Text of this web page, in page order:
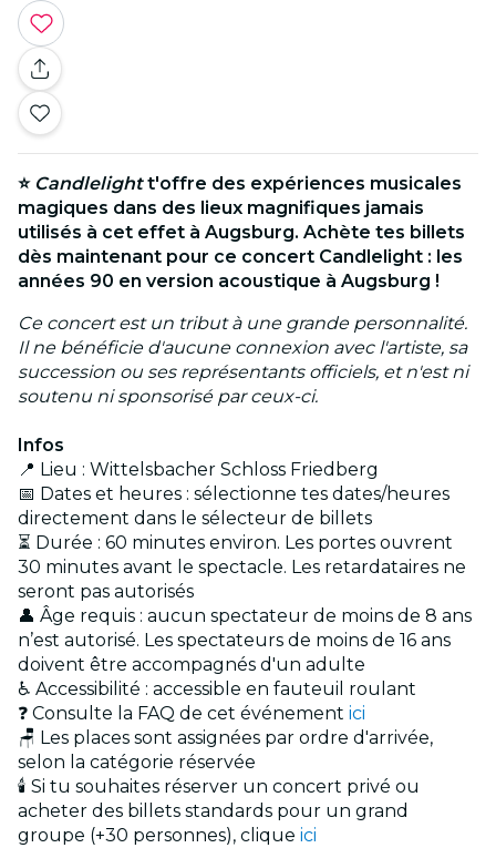
⭐ Candlelightt'offre des expériences musicales
magiques dans des lieux magnifiques jamais
utilisés à cet effet à Augsburg. Achète tes billets
dès maintenant pour ce concert Candlelight : les
années 90 en version acoustique à Augsburg !
Ce concert est un tribut à une grande personnalité.
Il ne bénéficie d'aucune connexion avec l'artiste, sa
succession ou ses représentants officiels, et n'est ni
soutenu ni sponsorisé par ceux-ci.
Infos
📍 Lieu : Wittelsbacher Schloss Friedberg
📅 Dates et heures : sélectionne tes dates/heures
directement dans le sélecteur de billets
⏳ Durée : 60 minutes environ. Les portes ouvrent
30 minutes avant le spectacle. Les retardataires ne
seront pas autorisés
👤 Âge requis : aucun spectateur de moins de 8 ans
n’est autorisé. Les spectateurs de moins de 16 ans
doivent être accompagnés d'un adulte
♿ Accessibilité : accessible en fauteuil roulant
❓ Consulte la FAQ de cet événement ici
🪑 Les places sont assignées par ordre d'arrivée,
selon la catégorie réservée
🕯️ Si tu souhaites réserver un concert privé ou
acheter des billets standards pour un grand
groupe (+30 personnes), clique ici